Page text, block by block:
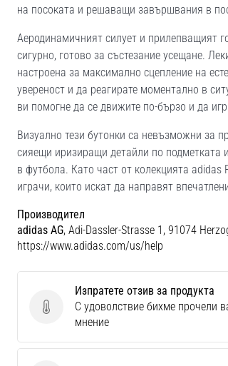
на посоката и решаващи завършвания в
Аеродинамичният силует и прилепващият
сигурно, готово за състезание усещане.
настроена за максимално сцепление на
увереност и да реагирате моментално в
ви помогне да се движите по-бързо и да
Визуално тези бутонки са невъзможни за
сияещи иризиращи детайли по подметката
в футбола. Като част от колекцията adidas
играчи, които искат да направят
Производител
adidas AG, Adi-Dassler-Strasse 1, 91074
https://www.adidas.com/us/help
Изпратете отзив за продукта
Изпратете отзив за продукта
С удоволствие бихме прочели
мнение